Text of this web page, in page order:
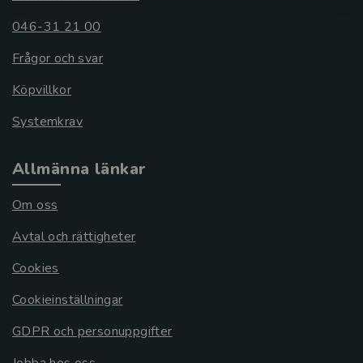
046-31 21 00
Frågor och svar
Köpvillkor
Systemkrav
Allmänna länkar
Om oss
Avtal och rättigheter
Cookies
Cookieinställningar
GDPR och personuppgifter